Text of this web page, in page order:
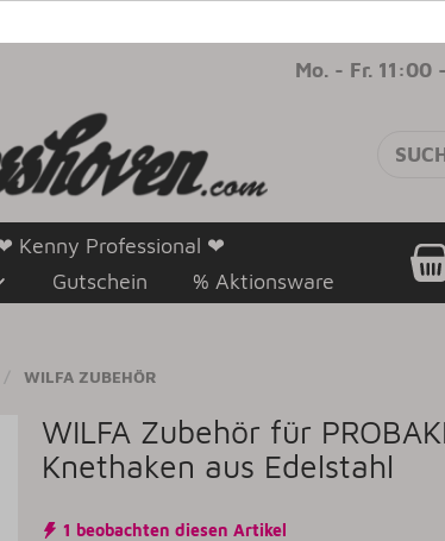
Mo. - Fr. 11:00
Kenny Professional ❤
Gutschein % Aktionsware
WILFA ZUBEHÖR
WILFA Zubehör für
Knethaken aus Edelstahl
1 beobachten diesen Artikel